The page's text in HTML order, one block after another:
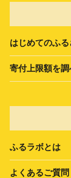
はじめてのふ
寄付上限額を調
ふるラボとは
よくあるご質問